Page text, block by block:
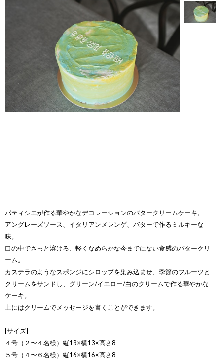
パティシエが作る華やかなデコレーションのバタークリームケーキ。
アングレーズソース、イタリアンメレンゲ、バターで作るミルキーな
味。
口の中でさっと溶ける、軽くなめらかな今までにない食感のバタークリ
ーム。
カステラのようなスポンジにシロップを染み込ませ、季節のフルーツと
クリームをサンドし、グリーン/イエロー/白のクリームで作る華やかな
ケーキ。
上にはクリームでメッセージを書くことができます。
[サイズ]
４号（２〜４名様）縦13×横13×高さ8
５号（４〜６名様）縦16×横16×高さ8